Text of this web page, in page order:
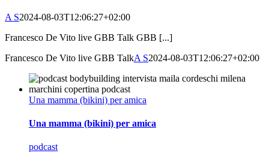
A S2024-08-03T12:06:27+02:00
Francesco De Vito live GBB Talk GBB [...]
Francesco De Vito live GBB TalkA S2024-08-03T12:06:27+02:00
Una mamma (bikini) per amica
Una mamma (bikini) per amica
podcast